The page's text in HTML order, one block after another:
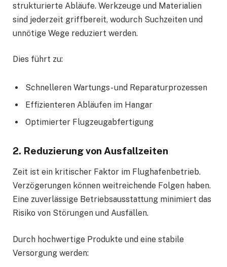
strukturierte Abläufe. Werkzeuge und Materialien
sind jederzeit griffbereit, wodurch Suchzeiten und
unnötige Wege reduziert werden.
Dies führt zu:
Schnelleren Wartungs- und Reparaturprozessen
Effizienteren Abläufen im Hangar
Optimierter Flugzeugabfertigung
2. Reduzierung von Ausfallzeiten
Zeit ist ein kritischer Faktor im Flughafenbetrieb.
Verzögerungen können weitreichende Folgen haben.
Eine zuverlässige Betriebsausstattung minimiert das
Risiko von Störungen und Ausfällen.
Durch hochwertige Produkte und eine stabile
Versorgung werden: